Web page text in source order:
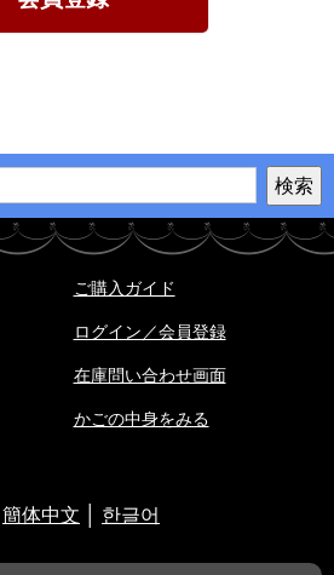
ご購入ガイド
ログイン／会員登録
在庫問い合わせ画面
かごの中身をみる
簡体中文 한글어